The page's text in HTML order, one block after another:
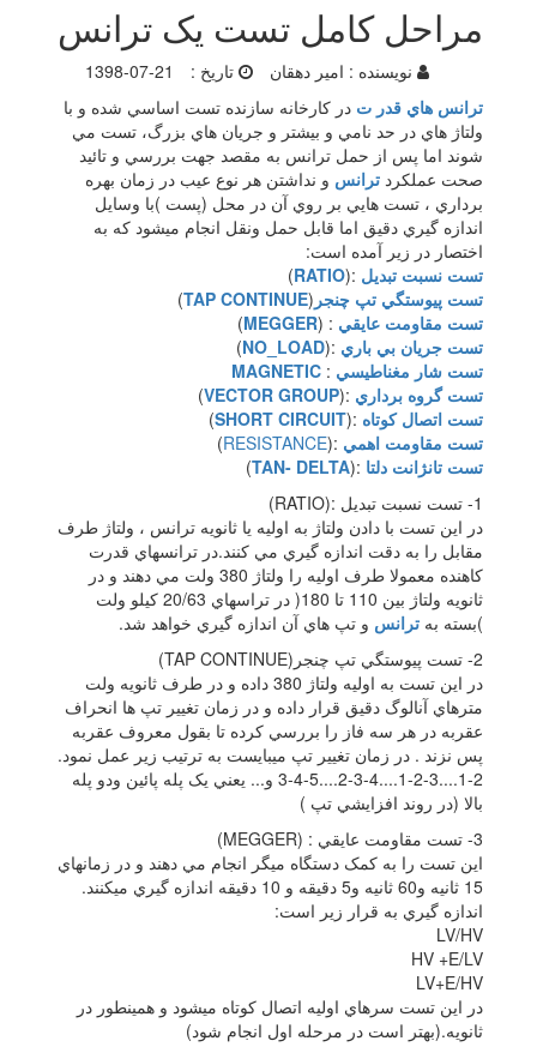
مراحل کامل تست یک ترانس
نویسنده : امیر دهقان تاریخ :
1398-07-21
ترانس هاي قدر ت در کارخانه سازنده تست اساسي شده و با
ولتاژ هاي در حد نامي و بيشتر و جريان هاي بزرگ، تست مي
شوند اما پس از حمل ترانس به مقصد جهت بررسي و تائيد
صحت عملکرد ترانس و نداشتن هر نوع عيب در زمان بهره
برداري ، تست هايي بر روي آن در محل (پست )با وسايل
اندازه گيري دقيق اما قابل حمل ونقل انجام ميشود که به
اختصار در زير آمده است:
تست نسبت تبديل :(
RATIO
)
تست پيوستگي تپ چنجر (
TAP CONTINUE
)
تست مقاومت عايقي : (
MEGGER
)
تست جريان بي باري :(
NO_LOAD
)
تست شار مغناطيسي :
MAGNETIC
تست گروه برداري :(
VECTOR GROUP
)
تست اتصال کوتاه :(
SHORT CIRCUIT
)
تست مقاومت اهمي :(
RESISTANCE
)
تست تانژانت دلتا :(
TAN- DELTA
)
1- تست نسبت تبديل :(RATIO)
در اين تست با دادن ولتاژ به اوليه يا ثانويه ترانس ، ولتاژ طرف
مقابل را به دقت اندازه گيري مي کنند.در ترانسهاي قدرت
کاهنده معمولا طرف اوليه را ولتاژ 380 ولت مي دهند و در
ثانويه ولتاژ بين 110 تا 180( در تراسهاي 20/63 کيلو ولت
)بسته به ترانس و تپ هاي آن اندازه گيري خواهد شد.
2- تست پيوستگي تپ چنجر(TAP CONTINUE)
در اين تست به اوليه ولتاژ 380 داده و در طرف ثانويه ولت
مترهاي آنالوگ دقيق قرار داده و در زمان تغيير تپ ها انحراف
عقربه در هر سه فاز را بررسي کرده تا بقول معروف عقربه
پس نزند . در زمان تغيير تپ ميبايست به ترتيب زير عمل نمود.
1-2....1-2-3....2-3-4....3-4-5 و... يعني يک پله پائين ودو پله
بالا (در روند افزايشي تپ )
3- تست مقاومت عايقي : (MEGGER)
اين تست را به کمک دستگاه ميگر انجام مي دهند و در زمانهاي
15 ثانيه و60 ثانيه و5 دقيقه و 10 دقيقه اندازه گيري ميکنند.
اندازه گيري به قرار زير است:
LV/HV
HV +E/LV
LV+E/HV
در اين تست سرهاي اوليه اتصال کوتاه ميشود و همينطور در
ثانويه.(بهتر است در مرحله اول انجام شود)